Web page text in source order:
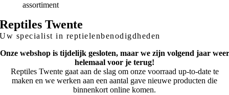
Breedassortiment
Reptiles Twente
Uw specialist in reptielenbenodigdheden
Onze webshop is tijdelijk gesloten, maar we zijn volgend jaar weer
helemaal voor je terug!
Reptiles Twente gaat aan de slag om onze voorraad up-to-date te
maken en we werken aan een aantal gave nieuwe producten die
binnenkort online komen.